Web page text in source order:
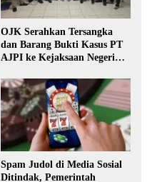
OJK Serahkan Tersangka
dan Barang Bukti Kasus PT
AJPI ke Kejaksaan Negeri
Spam Judol di Media Sosial
Ditindak, Pemerintah